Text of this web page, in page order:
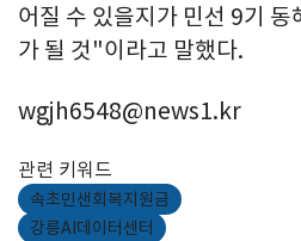
어질 수 있을지가 민선 9기
가 될 것"이라고 말했다.
wgjh6548@news1.kr
관련 키워드
속초민샌회복지원금
강릉AI데이터센터